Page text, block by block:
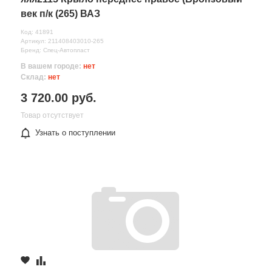
век п/к (265) ВАЗ
Код: 41891
Артикул: 211408403010-265
Бренд: Спец-Автопласт
В вашем городе: нет
Склад: нет
3 720.00 руб.
Товар отсутствует
Узнать о поступлении